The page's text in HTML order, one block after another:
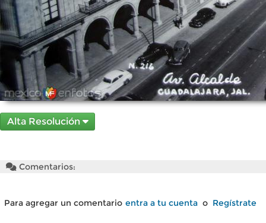
Alta Resolución
Comentarios:
Para agregar un comentario entra a tu cuenta o Regístrate